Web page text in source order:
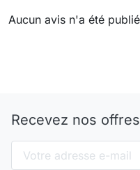
Aucun avis n'a été
Recevez nos